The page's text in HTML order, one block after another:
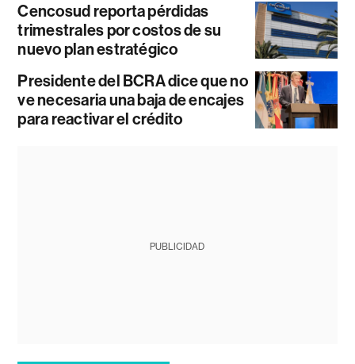
Cencosud reporta pérdidas
trimestrales por costos de su
nuevo plan estratégico
Presidente del BCRA dice que no
ve necesaria una baja de encajes
para reactivar el crédito
PUBLICIDAD